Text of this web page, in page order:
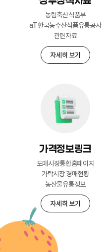
회원현황
자세히 보기
농림축산식품부
aT한국농수산식품유통공사
관련자료
자세히 보기
가격정보링크
도매시장통합홈페이지
가락시장 경매현황
농산물유통정보
자세히 보기